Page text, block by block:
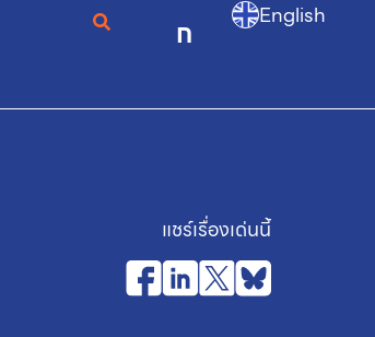
ก English
แชร์เรื่องเด่นนี้